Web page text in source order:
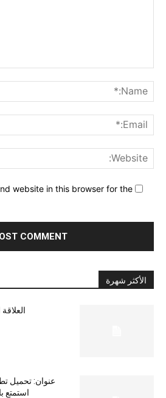
website in this browser for the
الأكثر شهرة
استمتع